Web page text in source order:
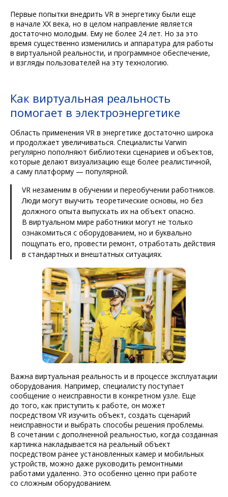
Первые попытки внедрить VR в энергетику были еще
в начале XX века, но в целом направление является
достаточно молодым. Ему не более 24 лет. Но за это
время существенно изменились и аппаратура для работы
в виртуальной реальности, и программное обеспечение,
и взгляды пользователей на эту технологию.
Как виртуальная реальность
помогает в электроэнергетике
Область применения VR в энергетике достаточно широка
и продолжает увеличиваться. Специалисты Varwin
регулярно пополняют библиотеки сценариев и объектов,
которые делают визуализацию еще более реалистичной,
а саму платформу — популярной.
VR незаменим в обучении и переобучении работников.
Люди могут выучить теоретические основы, но без
должного опыта выпускать их на объект опасно.
В виртуальном мире работники могут не только
ознакомиться с оборудованием, но и буквально
пощупать его, провести ремонт, отработать действия
в стандартных и внештатных ситуациях.
Важна виртуальная реальность и в процессе эксплуатации
оборудования. Например, специалисту поступает
сообщение о неисправности в конкретном узле. Еще
до того, как приступить к работе, он может
посредством VR изучить объект, создать сценарий
неисправности и выбрать способы решения проблемы.
В сочетании с дополненной реальностью, когда созданная
картинка накладывается на реальный объект
посредством ранее установленных камер и мобильных
устройств, можно даже руководить ремонтными
работами удаленно. Это особенно ценно при работе
со сложным оборудованием.